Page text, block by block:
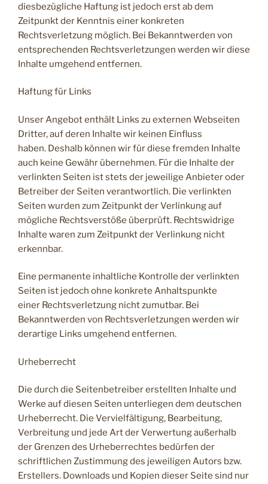
diesbezügliche Haftung ist jedoch erst ab dem
Zeitpunkt der Kenntnis einer konkreten
Rechtsverletzung möglich. Bei Bekanntwerden von
entsprechenden Rechtsverletzungen werden wir diese
Inhalte umgehend entfernen.
Haftung für Links
Unser Angebot enthält Links zu externen Webseiten
Dritter, auf deren Inhalte wir keinen Einfluss
haben. Deshalb können wir für diese fremden Inhalte
auch keine Gewähr übernehmen. Für die Inhalte der
verlinkten Seiten ist stets der jeweilige Anbieter oder
Betreiber der Seiten verantwortlich. Die verlinkten
Seiten wurden zum Zeitpunkt der Verlinkung auf
mögliche Rechtsverstöße überprüft. Rechtswidrige
Inhalte waren zum Zeitpunkt der Verlinkung nicht
erkennbar.
Eine permanente inhaltliche Kontrolle der verlinkten
Seiten ist jedoch ohne konkrete Anhaltspunkte
einer Rechtsverletzung nicht zumutbar. Bei
Bekanntwerden von Rechtsverletzungen werden wir
derartige Links umgehend entfernen.
Urheberrecht
Die durch die Seitenbetreiber erstellten Inhalte und
Werke auf diesen Seiten unterliegen dem deutschen
Urheberrecht. Die Vervielfältigung, Bearbeitung,
Verbreitung und jede Art der Verwertung außerhalb
der Grenzen des Urheberrechtes bedürfen der
schriftlichen Zustimmung des jeweiligen Autors bzw.
Erstellers. Downloads und Kopien dieser Seite sind nur